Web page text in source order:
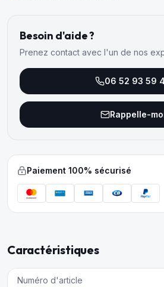
Besoin d'aide ?
Prenez contact avec l'un de nos
06 52 93 59
Rappelle-
Paiement 100% sécurisé
Caractéristiques
Numéro d'article